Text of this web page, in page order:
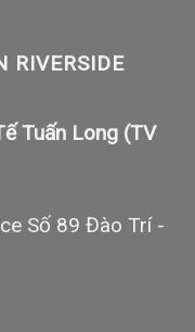
RIVERSIDE
Tuấn Long (TV
Số 89 Đào Trí -